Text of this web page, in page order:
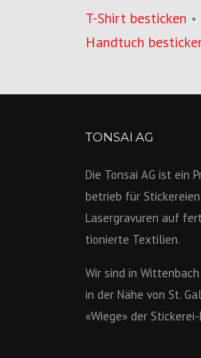
T-Shirt besticken •
Handtuch
TONSAI AG
Die Tonsai AG ist ein
betrieb für
Lasergravuren auf
tionierte Textilien.
Wir sind in
in der Nähe von St.
«Wiege» der